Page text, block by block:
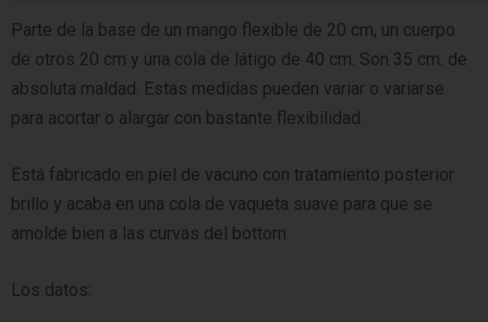
Parte de la base de un mango flexible de 20 cm, un cuerpo
de otros 20 cm y una cola de látigo de 40 cm. Son 35 cm. de
absoluta maldad. Estas medidas pueden variar o variarse
para acortar o alargar con bastante flexibilidad.
Está fabricado en piel de vacuno con tratamiento posterior
brillo y acaba en una cola de vaqueta suave para que se
amolde bien a las curvas del bottom.
Los datos: